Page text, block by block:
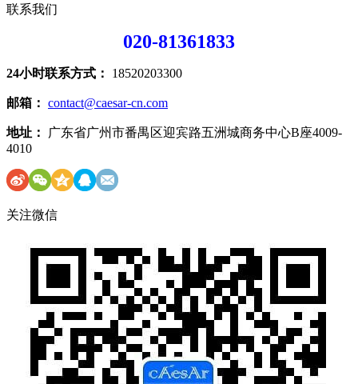
联系我们
020-81361833
24小时联系方式： 18520203300
邮箱： contact@caesar-cn.com
地址：
广东省广州市番禺区迎宾路五洲城商务中心B座4009-
4010
关注微信